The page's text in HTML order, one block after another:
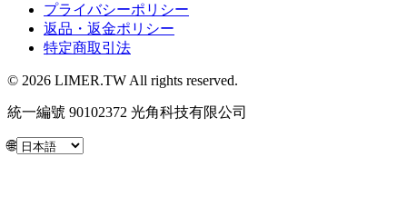
プライバシーポリシー
返品・返金ポリシー
特定商取引法
© 2026 LIMER.TW All rights reserved.
統一編號 90102372 光角科技有限公司
🌐